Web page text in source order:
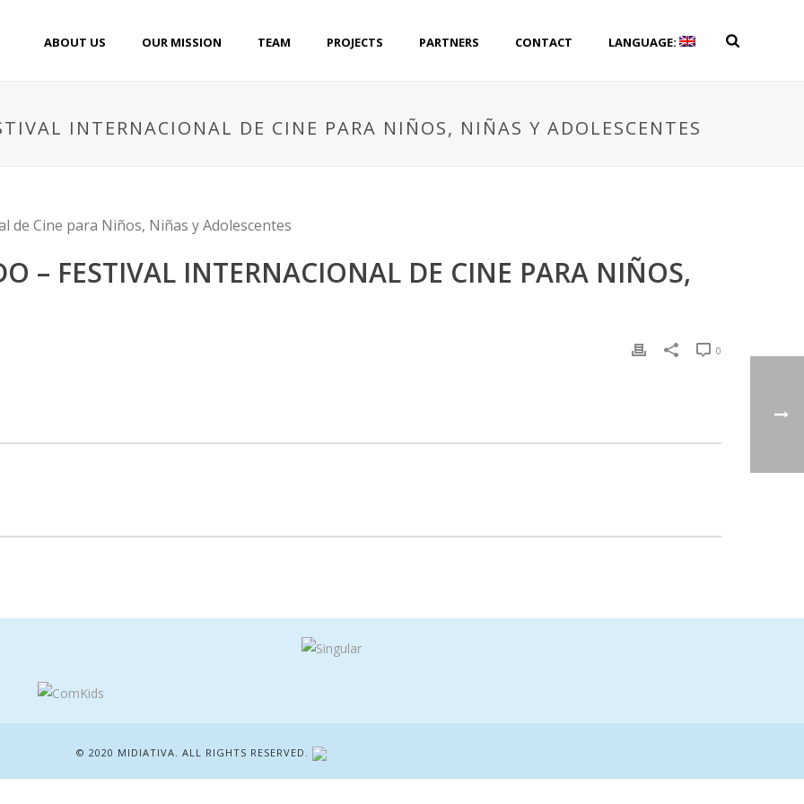
ABOUT US OUR MISSION TEAM PROJECTS PARTNERS CONTACT LANGUAGE:
INTERNACIONAL DE CINE PARA NIÑOS, NIÑAS Y ADOLESCENTES
– FESTIVAL INTERNACIONAL DE CINE PARA NIÑOS,
0
© 2020 MIDIATIVA. ALL RIGHTS RESERVED.